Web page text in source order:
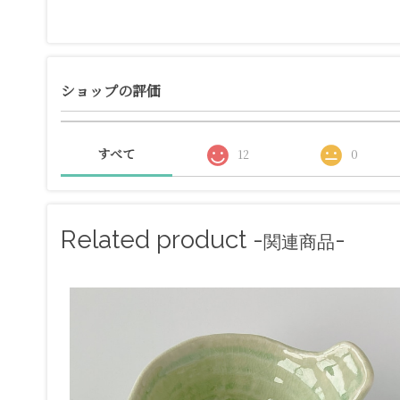
ショップの評価
すべて 12 0
Related product -関連商品-